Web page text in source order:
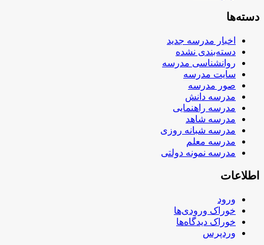
دسته‌ها
اخبار مدرسه جدید
دسته‌بندی نشده
روانشناسی مدرسه
سایت مدرسه
صور مدرسه
مدرسه دانش
مدرسه راهنمایی
مدرسه شاهد
مدرسه شبانه روزی
مدرسه معلم
مدرسه نمونه دولتی
اطلاعات
ورود
خوراک ورودی‌ها
خوراک دیدگاه‌ها
وردپرس